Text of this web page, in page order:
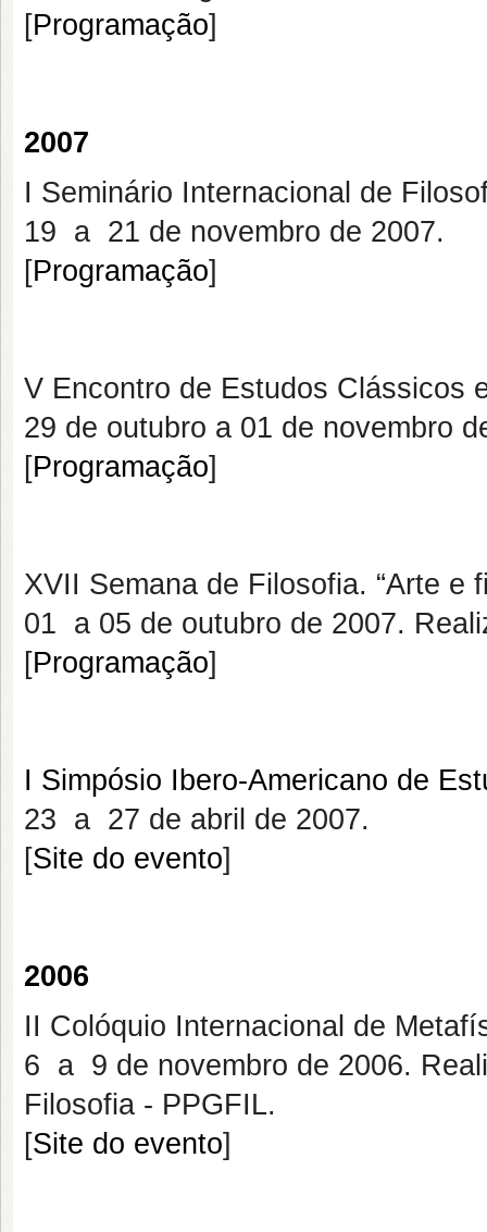
[Programação]
2007
I Seminário Internacional de
19 a 21 de novembro de 2007.
[Programação]
V Encontro de Estudos Clássicos
29 de outubro a 01 de novembro
[Programação]
XVII Semana de Filosofia. “Arte e
01 a 05 de outubro de 2007.
[Programação]
I Simpósio Ibero-Americano de
23 a 27 de abril de 2007.
[Site do evento]
2006
II Colóquio Internacional de
6 a 9 de novembro de 2006.
Filosofia - PPGFIL.
[Site do evento]